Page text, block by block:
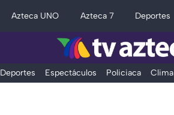
Azteca UNO Azteca 7 Deportes
Deportes Espectáculos Policiaca Clima